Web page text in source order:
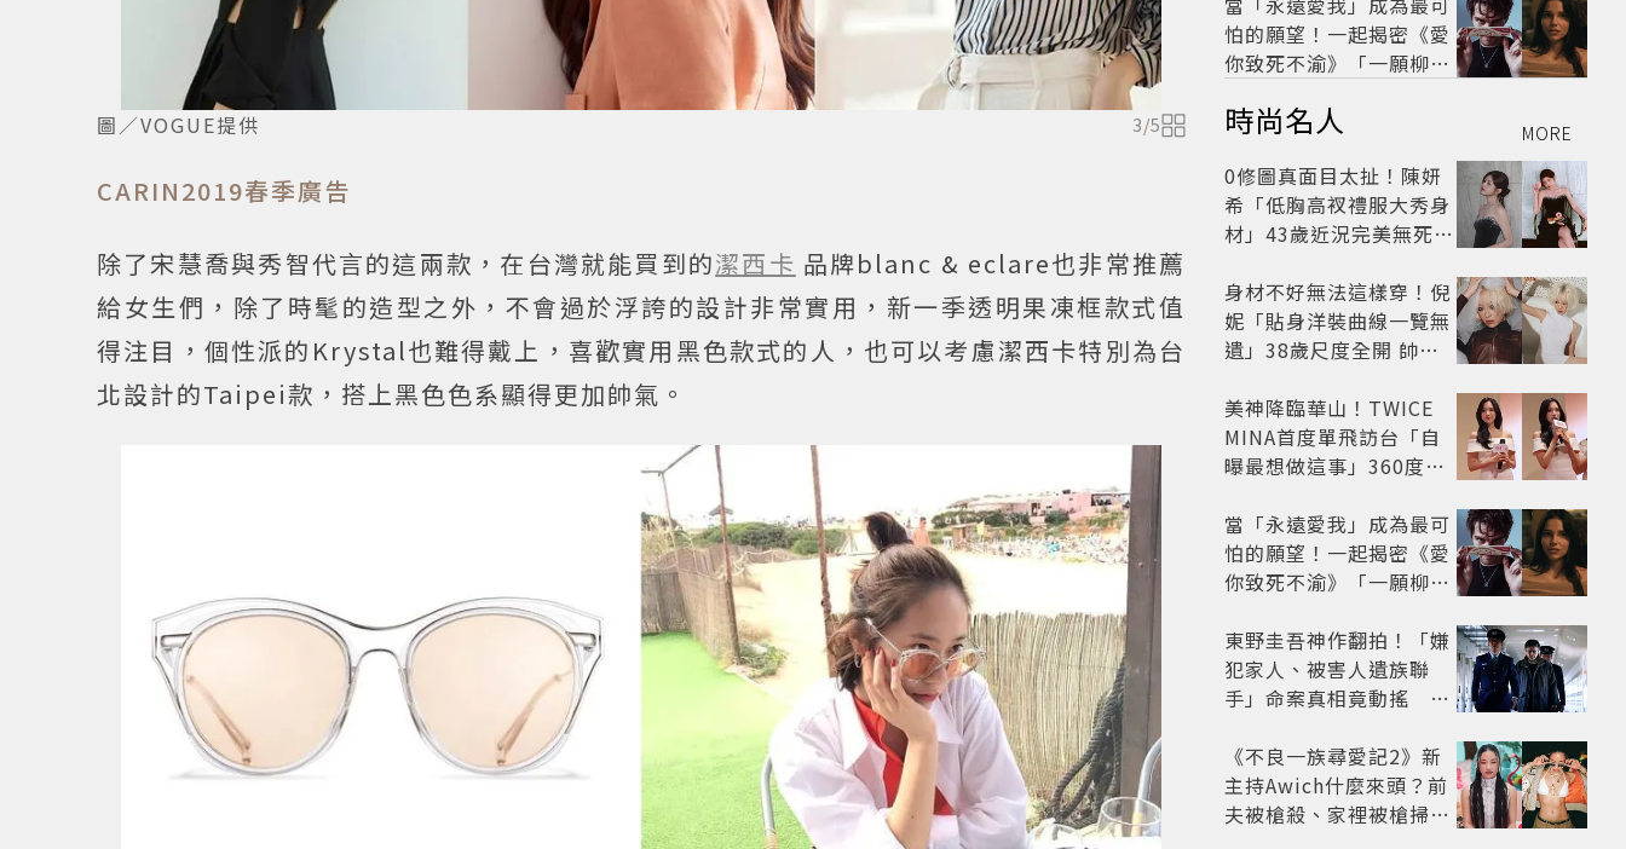
圖／VOGUE提供 3/5
CARIN2019春季廣告
除了宋慧喬與秀智代言的這兩款，在台灣就能買到的潔西卡 品牌blanc & eclare也非常推薦
給女生們，除了時髦的造型之外，不會過於浮誇的設計非常實用，新一季透明果凍框款式值
得注目，個性派的Krystal也難得戴上，喜歡實用黑色款式的人，也可以考慮潔西卡特別為台
北設計的Taipei款，搭上黑色色系顯得更加帥氣。
怕的願望！一起揭密《愛
你致死不渝》「一願柳」
路
時尚名人 MORE
0修圖真面目太扯！陳妍
希「低胸高衩禮服大秀身
材」43歲近況完美無死角
身材不好無法這樣穿！倪
妮「貼身洋裝曲線一覽無
遺」38歲尺度全開 帥氣
美神降臨華山！TWICE
MINA首度單飛訪台「自
曝最想做這事」360度0
開
當「永遠愛我」成為最可
怕的願望！一起揭密《愛
你致死不渝》「一願柳」
路
東野圭吾神作翻拍！「嫌
犯家人、被害人遺族聯
手」命案真相竟動搖
框架展開
《不良一族尋愛記2》新
主持Awich什麼來頭？前
夫被槍殺、家裡被槍掃射